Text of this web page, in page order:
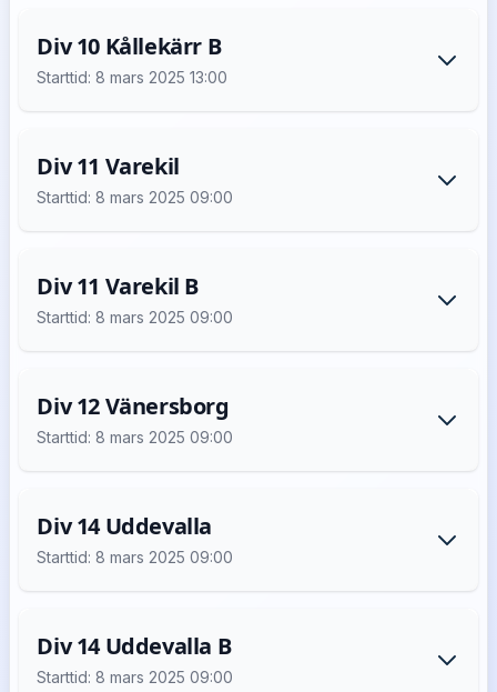
Div 10 Kållekärr B
Starttid: 8 mars 2025 13:00
Div 11 Varekil
Starttid: 8 mars 2025 09:00
Div 11 Varekil B
Starttid: 8 mars 2025 09:00
Div 12 Vänersborg
Starttid: 8 mars 2025 09:00
Div 14 Uddevalla
Starttid: 8 mars 2025 09:00
Div 14 Uddevalla B
Starttid: 8 mars 2025 09:00